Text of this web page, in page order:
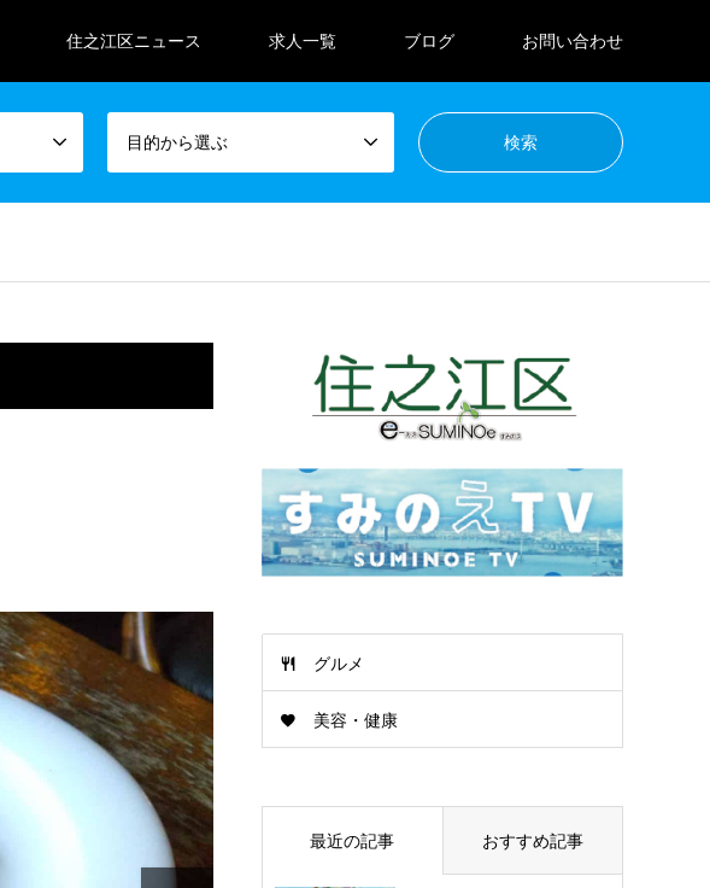
住之江区ニュース 求人一覧 ブログ お問い合わせ
目的から選ぶ
グルメ
美容・健康
最近の記事 おすすめ記事